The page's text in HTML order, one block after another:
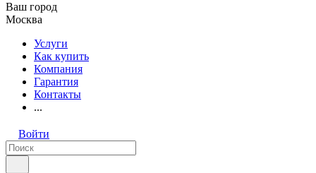
Ваш город
Москва
Услуги
Как купить
Компания
Гарантия
Контакты
...
Войти